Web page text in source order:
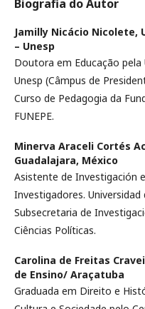
Biografia do Autor
Jamilly Nicácio Nicolete,
– Unesp
Doutora em Educação pela
Unesp (Câmpus de
Curso de Pedagogia da
FUNEPE.
Minerva Araceli Cortés
Guadalajara, México
Asistente de Investigación
Investigadores.
Subsecretaria de
Ciências Políticas.
Carolina de Freitas
de Ensino/ Araçatuba
Graduada em Direito e